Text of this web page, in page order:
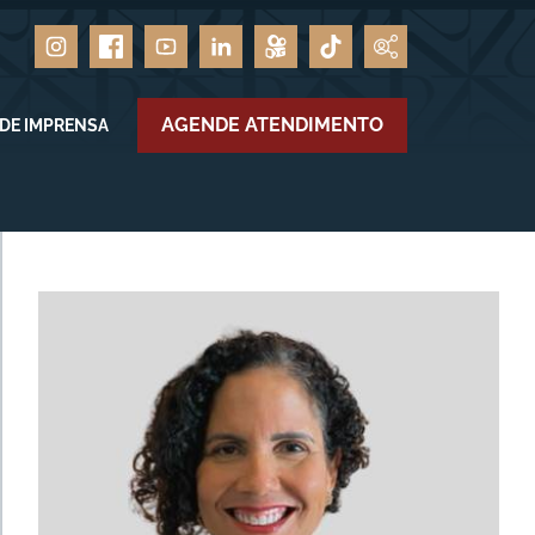
IMPRENSA AGENDE ATENDIMENTO